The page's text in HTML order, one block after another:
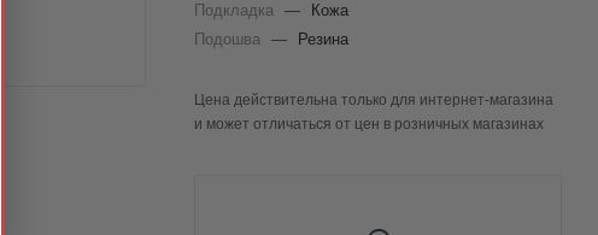
Подкладка —
Кожа
Подошва — Резина
Цена действительна только для интернет-магазина
и может отличаться от цен в розничных магазинах